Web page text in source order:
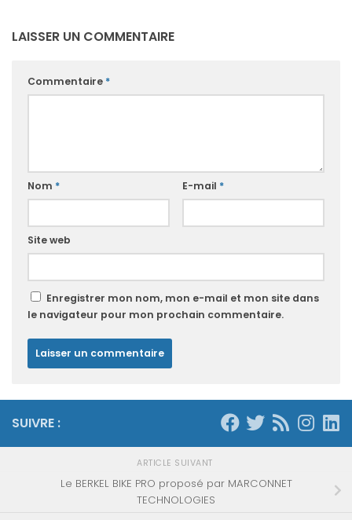
LAISSER UN COMMENTAIRE
Commentaire *
Nom * E-mail *
Site web
Enregistrer mon nom, mon e-mail et mon site dans
le navigateur pour mon prochain commentaire.
SUIVRE :
ARTICLE SUIVANT
Le BERKEL BIKE PRO proposé par MARCONNET
TECHNOLOGIES